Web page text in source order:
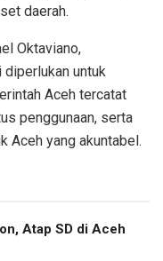
daerah.
Oktaviano,
untuk
Aceh tercatat
penggunaan, serta
Aceh yang akuntabel.
Atap SD di Aceh